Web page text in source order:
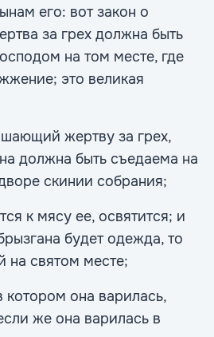
его: вот закон о
за грех должна быть
на том месте, где
это великая
жертву за грех,
должна быть съедаема на
скинии собрания;
к мясу ее, освятится; и
будет одежда, то
на святом месте;
котором она варилась,
же она варилась в